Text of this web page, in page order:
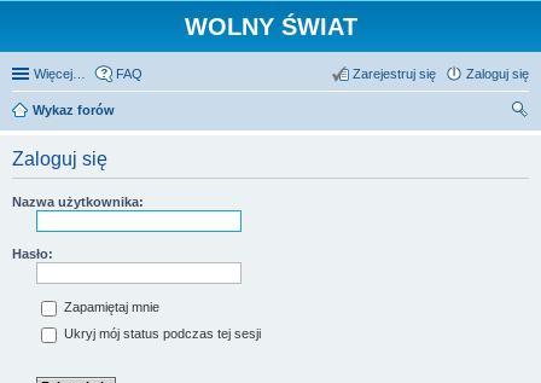
WOLNY ŚWIAT
Więcej… FAQ Zaloguj się
Zarejestruj się
Wykaz forów
Zaloguj się
Nazwa użytkownika:
Hasło:
Zapamiętaj mnie
Ukryj mój status podczas tej sesji